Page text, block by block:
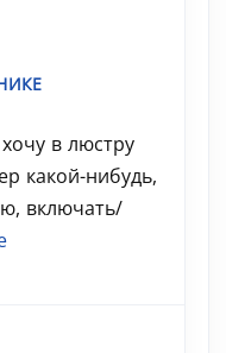
в люстру
какой-нибудь,
включать/